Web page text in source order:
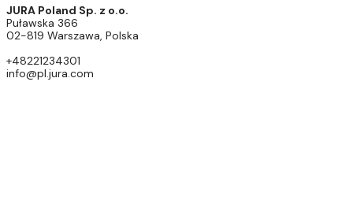
JURA Poland Sp. z o.o.
Puławska 366
02-819 Warszawa, Polska
+48221234301
info@pl.jura.com